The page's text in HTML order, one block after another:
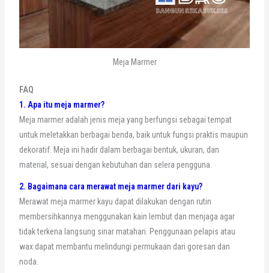
Meja Marmer
FAQ
1. Apa itu meja marmer?
Meja marmer adalah jenis meja yang berfungsi sebagai tempat
untuk meletakkan berbagai benda, baik untuk fungsi praktis maupun
dekoratif. Meja ini hadir dalam berbagai bentuk, ukuran, dan
material, sesuai dengan kebutuhan dan selera pengguna.
2. Bagaimana cara merawat meja marmer dari kayu?
Merawat meja marmer kayu dapat dilakukan dengan rutin
membersihkannya menggunakan kain lembut dan menjaga agar
tidak terkena langsung sinar matahari. Penggunaan pelapis atau
wax dapat membantu melindungi permukaan dari goresan dan
noda.